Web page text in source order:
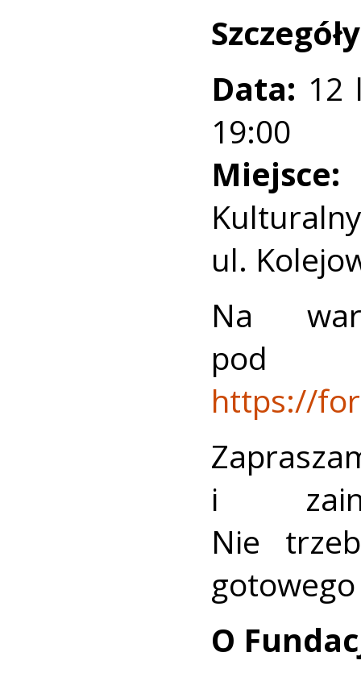
Data: 12
19:00
Miejsce:
ul.
Na
https://
i
Nie
O